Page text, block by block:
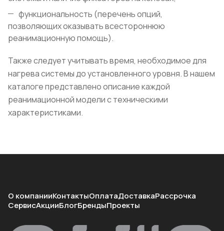
функциональность (перечень опций,
позволяющих оказывать всестороннюю
реанимационную помощь).
Также следует учитывать время, необходимое для
нагрева системы до установленного уровня. В нашем
каталоге представлено описание каждой
реанимационной модели с техническими
характеристиками.
О компанииКонтактыОплатаДоставкаРассрочка
СервисАкцииБлогБрендыПроекты